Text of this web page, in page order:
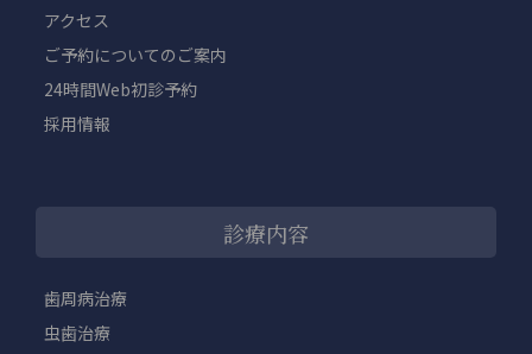
アクセス
ご予約についてのご案内
24時間Web初診予約
採用情報
診療内容
歯周病治療
虫歯治療